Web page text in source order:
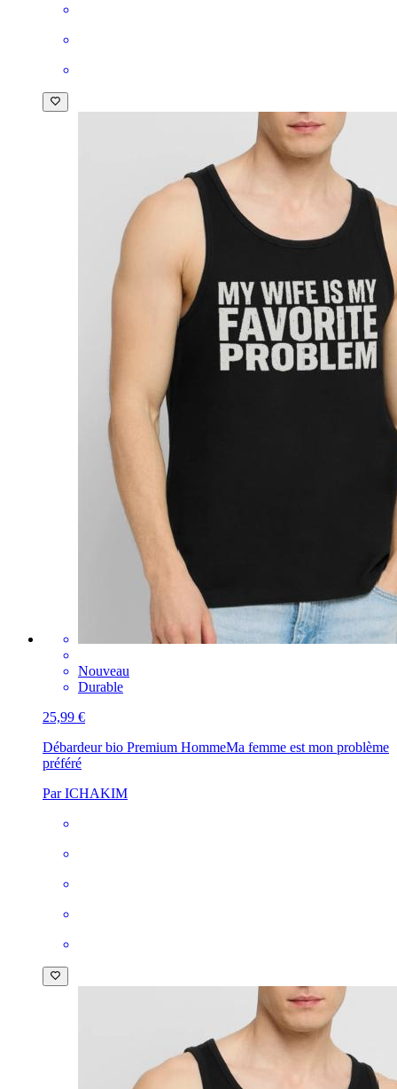
Nouveau
Durable
25,99 €
Débardeur bio Premium HommeMa femme est mon problème
préféré
Par ICHAKIM